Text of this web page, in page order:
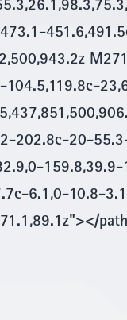
104.5,119.8c-
202.8c-20-
6.1,0-10.8-